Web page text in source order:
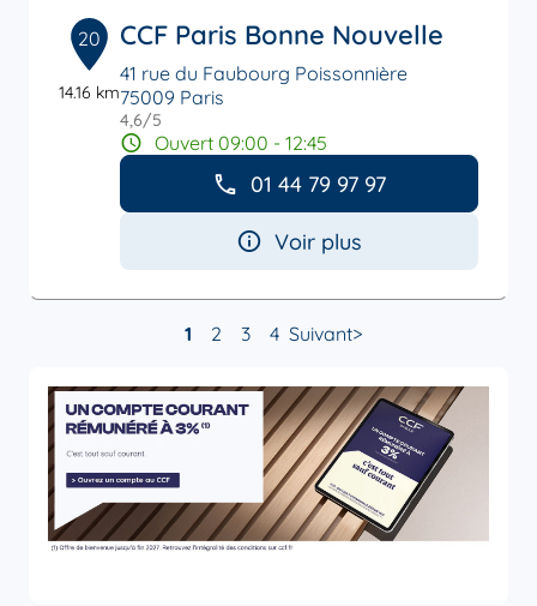
20
14.16 km
CCF Paris Bonne Nouvelle
41 rue du Faubourg Poissonnière
75009 Paris
4,6/5
Ouvert 09:00 - 12:45
01 44 79 97 97
Voir plus
1 2 3 4 Suivant